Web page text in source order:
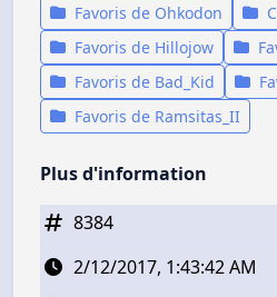
Favoris de Ohkodon
Favoris de Hillojow
Favoris de Bad_Kid
Favoris de Ramsitas_II
Plus d'information
8384
2/12/2017, 1:43:42 AM